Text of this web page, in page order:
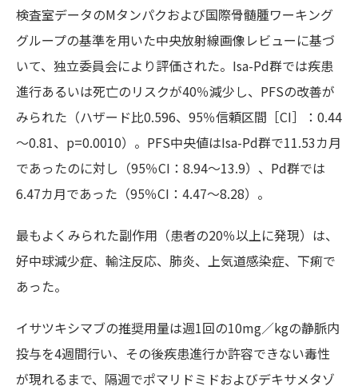
検査室データのMタンパクおよび国際骨髄腫ワーキング
グループの基準を用いた中央放射線画像レビューに基づ
いて、独立委員会により評価された。Isa-Pd群では疾患
進行あるいは死亡のリスクが40％減少し、PFSの改善が
みられた（ハザード比0.596、95％信頼区間［CI］：0.44
～0.81、p=0.0010）。PFS中央値はIsa-Pd群で11.53カ月
であったのに対し（95％CI：8.94～13.9）、Pd群では
6.47カ月であった（95％CI：4.47～8.28）。
最もよくみられた副作用（患者の20％以上に発現）は、
好中球減少症、輸注反応、肺炎、上気道感染症、下痢で
あった。
イサツキシマブの推奨用量は週1回の10mg／kgの静脈内
投与を4週間行い、その後疾患進行か許容できない毒性
が現れるまで、隔週でポマリドミドおよびデキサメタゾ